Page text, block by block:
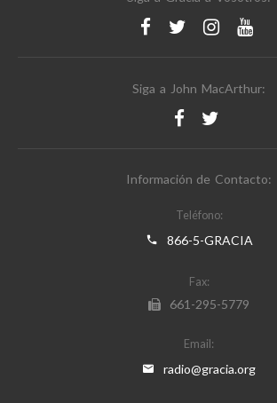
Siga a John MacArthur:
Información de Contacto:
Teléfono:
866-5-GRACIA
Fax:
661-295-5779
Email:
radio@gracia.org